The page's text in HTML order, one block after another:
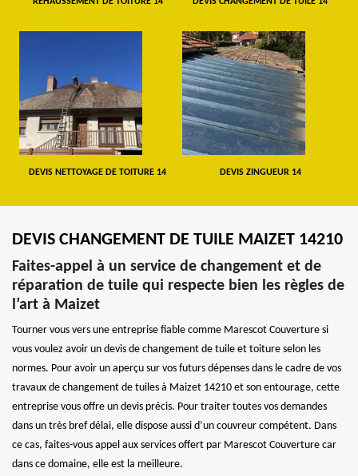
DEVIS NETTOYAGE DE TOITURE 14 DEVIS ZINGUEUR 14
DEVIS CHANGEMENT DE TUILE MAIZET 14210
Faites-appel à un service de changement et de
réparation de tuile qui respecte bien les règles de
l’art à Maizet
Tourner vous vers une entreprise fiable comme Marescot Couverture si
vous voulez avoir un devis de changement de tuile et toiture selon les
normes. Pour avoir un aperçu sur vos futurs dépenses dans le cadre de vos
travaux de changement de tuiles à Maizet 14210 et son entourage, cette
entreprise vous offre un devis précis. Pour traiter toutes vos demandes
dans un très bref délai, elle dispose aussi d’un couvreur compétent. Dans
ce cas, faites-vous appel aux services offert par Marescot Couverture car
dans ce domaine, elle est la meilleure.